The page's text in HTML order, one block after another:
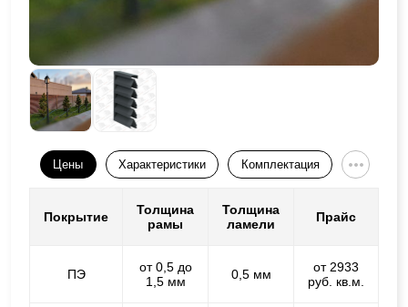
Цены Характеристики Комплектация
Покрытие
Толщина
рамы
Толщина
ламели
Прайс
ПЭ
от 0,5 до
1,5 мм
0,5 мм
от 2933
руб. кв.м.